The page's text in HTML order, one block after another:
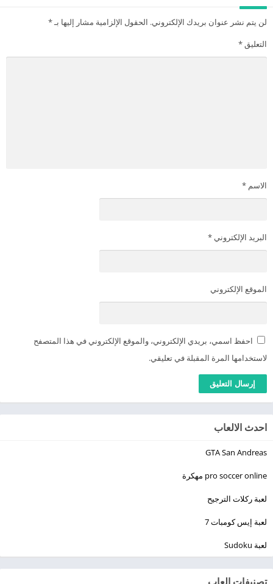
لن يتم نشر عنوان بريدك الإلكتروني. الحقول الإلزامية مشار إليها بـ*
التعليق *
الاسم *
البريد الإلكتروني *
الموقع الإلكتروني
احفظ اسمي، بريدي الإلكتروني، والموقع الإلكتروني في هذا المتصفح
لاستخدامها المرة المقبلة في تعليقي.
احدث الالعاب
GTA San Andreas
pro soccer online مهكرة
لعبة ركلات الترجيح
لعبة إيس كومبات 7
لعبة Sudoku
تصنيفات العاب